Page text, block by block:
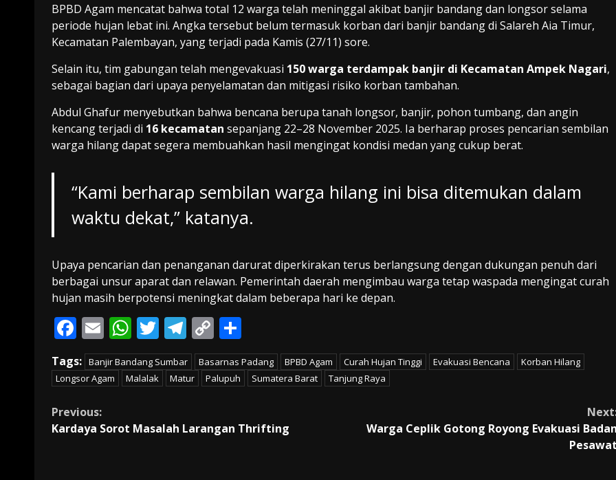
BPBD Agam mencatat bahwa total 12 warga telah meninggal akibat banjir bandang dan longsor selama
periode hujan lebat ini. Angka tersebut belum termasuk korban dari banjir bandang di Salareh Aia Timur,
Kecamatan Palembayan, yang terjadi pada Kamis (27/11) sore.
Selain itu, tim gabungan telah mengevakuasi 150 warga terdampak banjir di Kecamatan Ampek Nagari,
sebagai bagian dari upaya penyelamatan dan mitigasi risiko korban tambahan.
Abdul Ghafur menyebutkan bahwa bencana berupa tanah longsor, banjir, pohon tumbang, dan angin
kencang terjadi di 16 kecamatan sepanjang 22–28 November 2025. Ia berharap proses pencarian sembilan
warga hilang dapat segera membuahkan hasil mengingat kondisi medan yang cukup berat.
“Kami berharap sembilan warga hilang ini bisa ditemukan dalam
waktu dekat,” katanya.
Upaya pencarian dan penanganan darurat diperkirakan terus berlangsung dengan dukungan penuh dari
berbagai unsur aparat dan relawan. Pemerintah daerah mengimbau warga tetap waspada mengingat curah
hujan masih berpotensi meningkat dalam beberapa hari ke depan.
F
ac
e
b
o
o
E
m
ai
l
W
h
at
s
p
T
w
itt
er
T
el
e
gr
m
C
o
p
y
n
h
ar
e
Tags: Banjir Bandang Sumbar Basarnas Padang BPBD Agam Curah Hujan Tinggi Evakuasi Bencana
Korban Hilang
Longsor Agam
Malalak Matur Palupuh Sumatera Barat Tanjung Raya
Continue
Reading
Previous:
Kardaya Sorot Masalah Larangan Thrifting
Warga Ceplik Gotong Royong Evakuasi Badan
Pesawat